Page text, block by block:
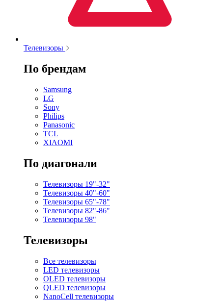
Телевизоры
По брендам
Samsung
LG
Sony
Philips
Panasonic
TCL
XIAOMI
По диагонали
Телевизоры 19"-32"
Телевизоры 40"-60"
Телевизоры 65"-78"
Телевизоры 82"-86"
Телевизоры 98"
Телевизоры
Все телевизоры
LED телевизоры
OLED телевизоры
QLED телевизоры
NanoCell телевизоры